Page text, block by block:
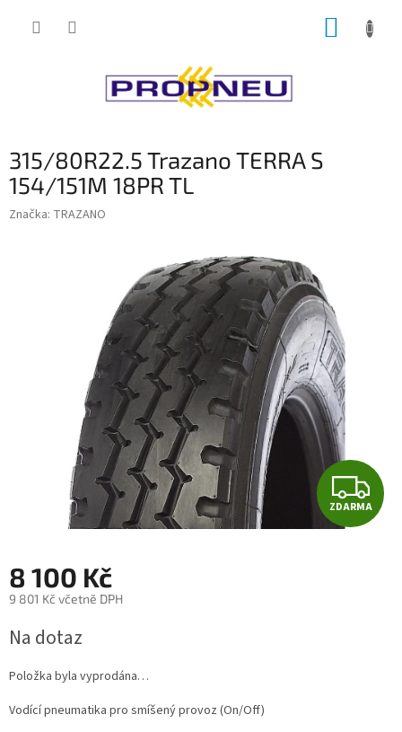
315/80R22.5 Trazano TERRA S
154/151M 18PR TL
Značka: TRAZANO
Z
D
ZDARMA
8 100 Kč
9 801 Kč včetně DPH
cena:
Na dotaz
Položka byla vyprodána…
Vodící pneumatika pro smíšený provoz (On/Off)